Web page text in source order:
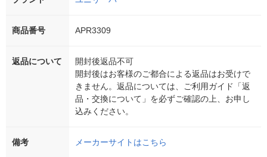
商品番号 APR3309
返品について
開封後返品不可
開封後はお客様のご都合による返品はお受けで
きません。返品については、ご利用ガイド「返
品・交換について」を必ずご確認の上、お申し
込みください。
備考 メーカーサイトはこちら